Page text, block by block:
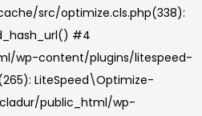
src/optimize.cls.php(338):
#4
wp-content/plugins/litespeed-
LiteSpeed\Optimize-
public_html/wp-